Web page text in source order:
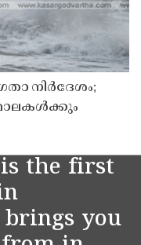
നിർദേശം;
is the first
you